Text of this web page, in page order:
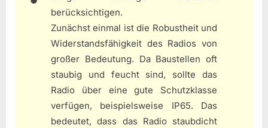
berücksichtigen.
Zunächst einmal ist die Robustheit und
Widerstandsfähigkeit des Radios von
großer Bedeutung. Da Baustellen oft
staubig und feucht sind, sollte das
Radio über eine gute Schutzklasse
verfügen, beispielsweise IP65. Das
bedeutet, dass das Radio staubdicht